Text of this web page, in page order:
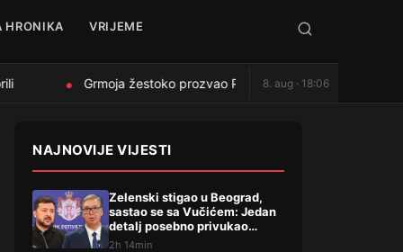
HRONIKA VRIJEME
Grmoja žestoko prozvao Plenkovića: „Želudac me boli
8. aug · 18:06
NAJNOVIJE VIJESTI
Zelenski stigao u Beograd,
sastao se sa Vučićem: Jedan
detalj posebno privukao
pažnju, evo šta su dogovorili
2h 14min